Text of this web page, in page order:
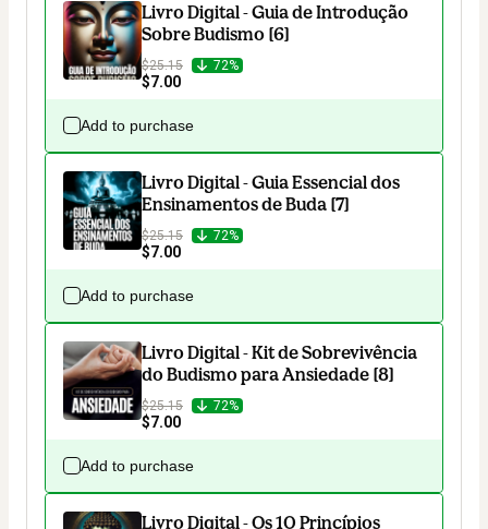
Livro Digital - Guia de Introdução
Sobre Budismo [6]
$25.15 72%
$7.00
Add to purchase
Livro Digital - Guia Essencial dos
Ensinamentos de Buda [7]
$25.15 72%
$7.00
Add to purchase
Livro Digital - Kit de Sobrevivência
do Budismo para Ansiedade [8]
$25.15 72%
$7.00
Add to purchase
Livro Digital - Os 10 Princípios